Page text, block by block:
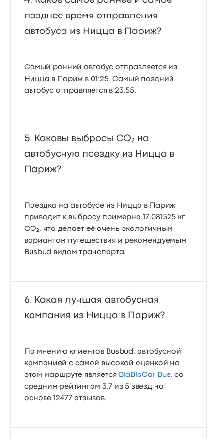
позднее время отправления
автобуса из Ницца в Париж?
Самый ранний автобус отправляется из
Ницца в Париж в 01:25. Самый поздний
автобус отправляется в 23:55.
Каковы выбросы CO₂ на
автобусную поездку из Ницца в
Париж?
Поездка на автобусе из Ницца в Париж
приводит к выбросу примерно 17.081525 кг
CO₂, что делает её очень экологичным
вариантом путешествия и рекомендуемым
Busbud видом транспорта.
Какая лучшая автобусная
компания из Ницца в Париж?
По мнению клиентов Busbud, автобусной
компанией с самой высокой оценкой на
этом маршруте является BlaBlaCar Bus, со
средним рейтингом 3.7 из 5 звезд на
основе 12477 отзывов.